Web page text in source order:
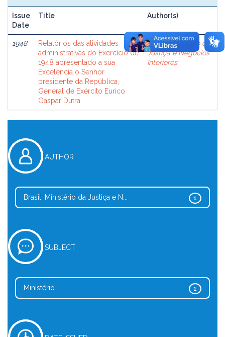
Issue
Date
Title Author(s)
1948
Relatórios das atividades
administrativas do Exercício de
1948 apresentado a sua
Excelencia o Senhor
presidente da República,
General de Exército Eurico
Gaspar Dutra
Brasil. Ministério da
Justiça e Negócios
Interiores
AUTHOR
1
Brasil. Ministério da Justiça e N...
SUBJECT
1
Ministério